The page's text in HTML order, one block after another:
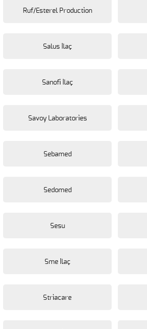
Ruf/Esterel Producti̇on
Salus İlaç
Sanofi̇ İlaç
Savoy Laboratori̇es
Sebamed
Sedomed
Sesu
Sme İlaç
Stri̇acare